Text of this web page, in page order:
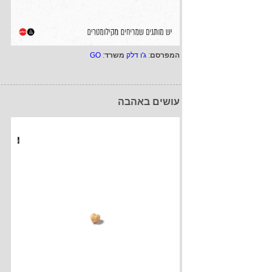
המפרסם: ג'ו דלק משרד:
GO
עושים באהבה